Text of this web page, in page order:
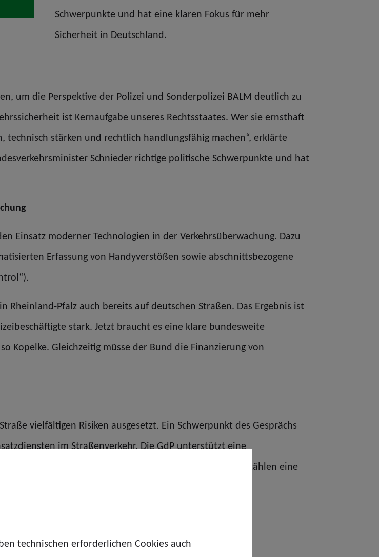
Schwerpunkte und hat eine klaren Fokus für mehr
Sicherheit in Deutschland.
um die Perspektive der Polizei und Sonderpolizei BALM deutlich zu
ist Kernaufgabe unseres Rechtsstaates. Wer sie ernsthaft
stärken und rechtlich handlungsfähig machen“, erklärte
Schnieder richtige politische Schwerpunkte und hat
Einsatz moderner Technologien in der Verkehrsüberwachung. Dazu
Erfassung von Handyverstößen sowie abschnittsbezogene
Pfalz auch bereits auf deutschen Straßen. Das Ergebnis ist
stark. Jetzt braucht es eine klare bundesweite
Kopelke. Gleichzeitig müsse der Bund die Finanzierung von
vielfältigen Risiken ausgesetzt. Ein Schwerpunkt des Gesprächs
im Straßenverkehr. Die GdP unterstützt eine
Einsatzstellen – insbesondere auf Autobahnen. Dazu zählen eine
und verpflichtende Spurwechsel.
im Straßenverkehr:
technischen erforderlichen Cookies auch